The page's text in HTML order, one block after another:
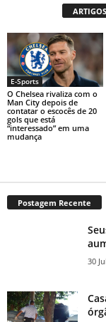
E-Sports
O Chelsea rivaliza com o
Man City depois de
contatar o escocês de 20
gols que está
“interessado” em uma
mudança
Postagem Recente
30